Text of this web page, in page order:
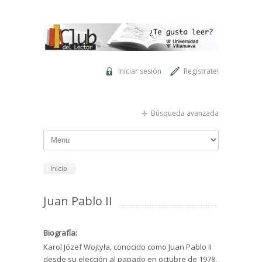
Regístrate!
Iniciar sesión
Búsqueda avanzada
Inicio
Juan Pablo II
Biografía:
Karol Józef Wojtyła, conocido como Juan Pablo II
desde su elección al papado en octubre de 1978,